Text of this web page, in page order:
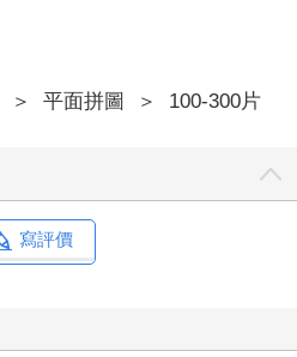
＞ 平面拼圖 ＞ 100-300片
寫評價